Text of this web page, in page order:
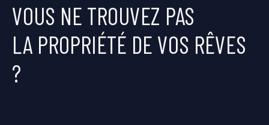
VOUS NE TROUVEZ PAS
LA PROPRIÉTÉ DE VOS RÊVES
?